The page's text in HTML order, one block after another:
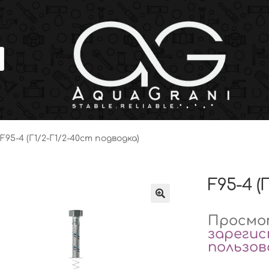
F95-4 (Г1/2-Г1/2-40cm подводка)
F95-4